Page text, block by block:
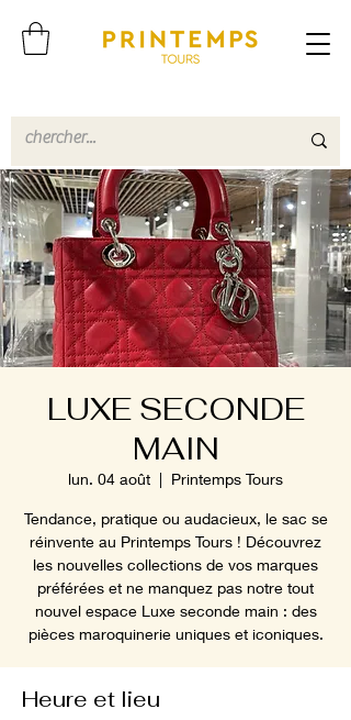
LUXE SECONDE
MAIN
lun. 04 août
  |
Printemps Tours
Tendance, pratique ou audacieux, le sac se
réinvente au Printemps Tours ! Découvrez
les nouvelles collections de vos marques
préférées et ne manquez pas notre tout
nouvel espace Luxe seconde main : des
pièces maroquinerie uniques et iconiques.
Heure et lieu